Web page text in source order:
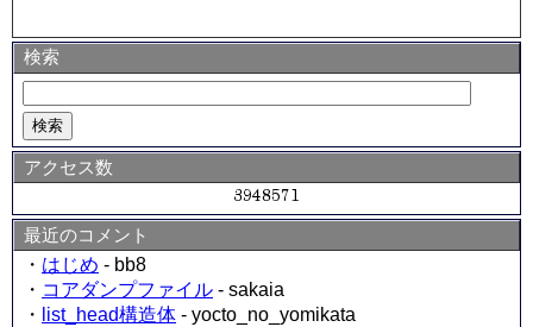
検索
アクセス数
最近のコメント
・ はじめ - bb8
・ コアダンプファイル - sakaia
・
list_head構造体 - yocto_no_yomikata